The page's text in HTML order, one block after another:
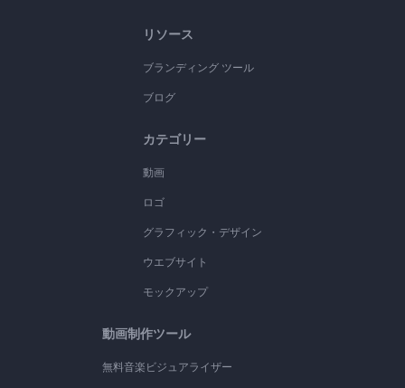
リソース
ブランディング ツール
ブログ
カテゴリー
動画
ロゴ
グラフィック・デザイン
ウエブサイト
モックアップ
動画制作ツール
無料音楽ビジュアライザー